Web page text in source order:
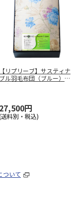
【リプリーブ】サスティナ
ブル羽毛布団（ブルー）
27,500円
料別・税込)
ついて